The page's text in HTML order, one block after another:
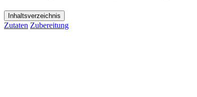
Inhaltsverzeichnis
Zutaten Zubereitung